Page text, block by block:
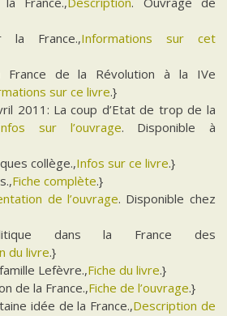
la France.,Informations sur cet
France de la Révolution à la IVe
sur ce livre.}
2011: La coup d’Etat de trop de la
sur l’ouvrage. Disponible à
collège.,Infos sur ce livre.}
Fiche complète.}
de l’ouvrage. Disponible chez
dans la France des
du livre.}
Lefèvre.,Fiche du livre.}
de la France.,Fiche de l’ouvrage.}
idée de la France.,Description de